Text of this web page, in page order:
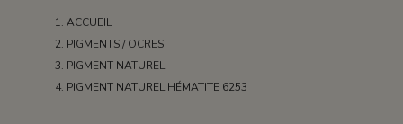
ACCUEIL
PIGMENTS / OCRES
PIGMENT NATUREL
PIGMENT NATUREL HÉMATITE 6253